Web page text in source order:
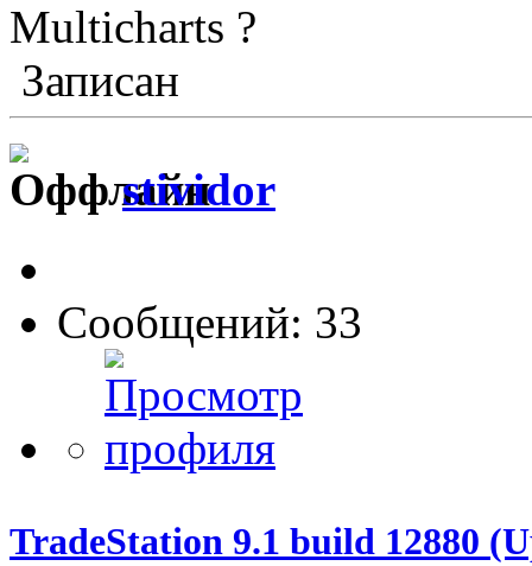
Multicharts ?
Записан
stividor
Сообщений: 33
TradeStation 9.1 build 12880